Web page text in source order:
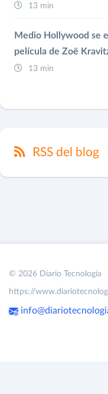
13 min
Medio Hollywood se
película de Zoë
13 min
RSS del blog
© 2026 Diario Tecnología
https://